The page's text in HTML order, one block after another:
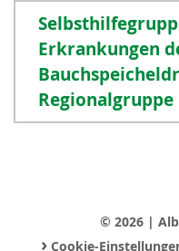
Erkrankungen
© 2026 |
›Cookie-